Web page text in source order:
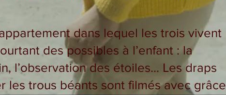
dans lequel les trois vivent
des possibles à l’enfant : la
l’observation des étoiles… Les draps
les trous béants sont filmés avec grâce